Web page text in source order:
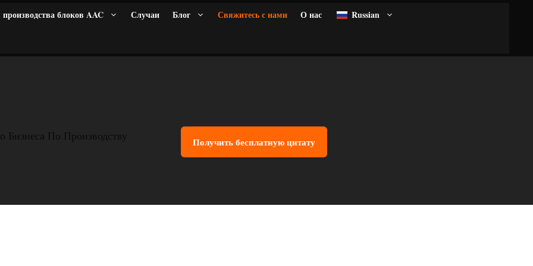
блоков AAC Случаи Блог Свяжитесь с нами О нас Russian
Бизнеса По Производству Получить бесплатную цитату